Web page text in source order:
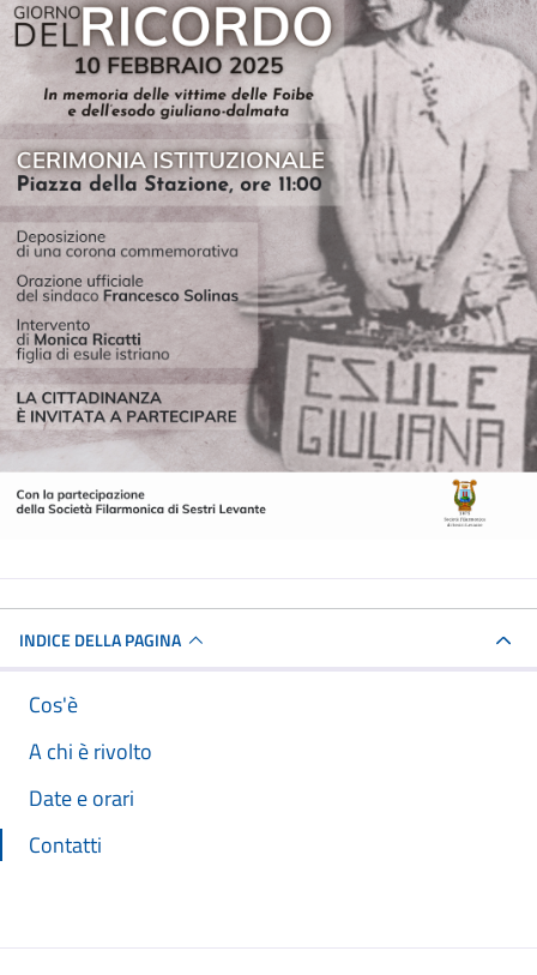
INDICE DELLA PAGINA
Cos'è
A chi è rivolto
Date e orari
Contatti